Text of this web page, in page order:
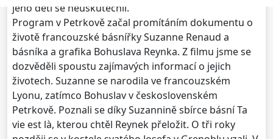
jeho dětí se neuskutečnil.
Program v Petrkově začal promítáním dokumentu o
životě francouzské básnířky Suzanne Renaud a
básníka a grafika Bohuslava Reynka. Z filmu jsme se
dozvěděli spoustu zajímavých informací o jejich
životech. Suzanne se narodila ve francouzském
Lyonu, zatímco Bohuslav v československém
Petrkově. Poznali se díky Suzannině sbírce básní Ta
vie est là, kterou chtěl Reynek přeložit. O tři roky